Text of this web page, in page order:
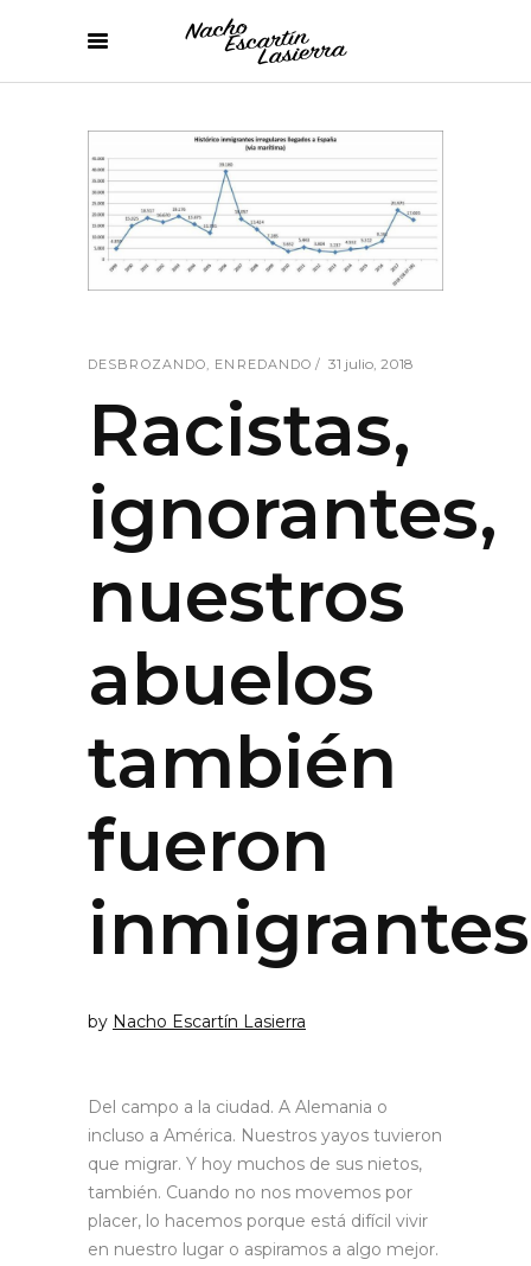
DESBROZANDO, ENREDANDO 31 julio, 2018
Racistas,
ignorantes,
nuestros
abuelos
también
fueron
inmigrantes
by Nacho Escartín Lasierra
Del campo a la ciudad. A Alemania o
incluso a América. Nuestros yayos tuvieron
que migrar. Y hoy muchos de sus nietos,
también. Cuando no nos movemos por
placer, lo hacemos porque está difícil vivir
en nuestro lugar o aspiramos a algo mejor.